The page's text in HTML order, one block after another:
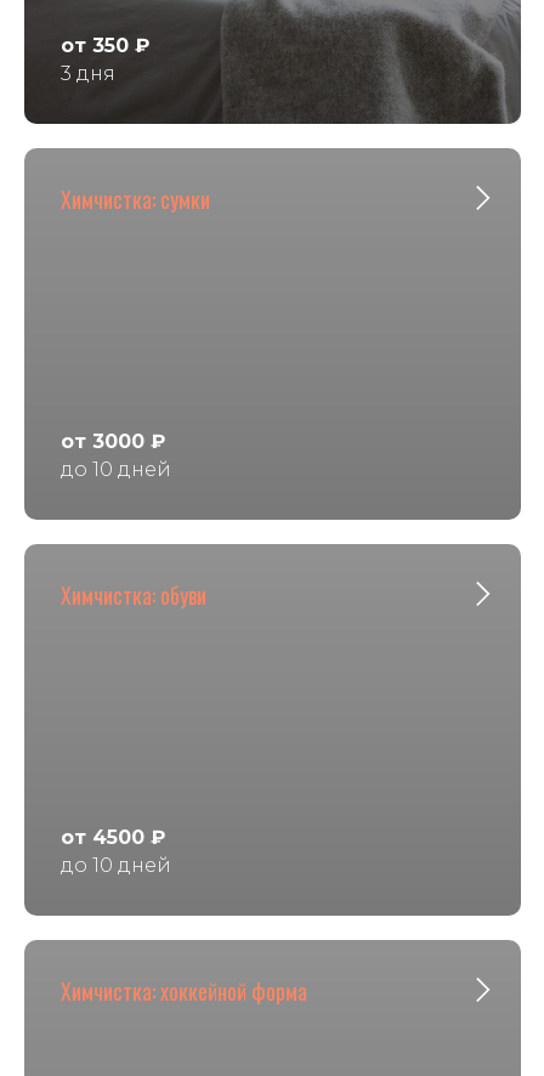
от 350 ₽
3 дня
Химчистка: сумки
от 3000 ₽
до 10 дней
Химчистка: обуви
от 4500 ₽
до 10 дней
Химчистка: хоккейной форма